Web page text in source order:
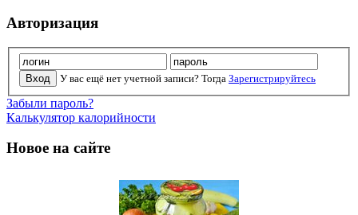
Авторизация
У вас ещё нет учетной записи? Тогда Зарегистрируйтесь
Забыли пароль?
Калькулятор калорийности
Новое на сайте